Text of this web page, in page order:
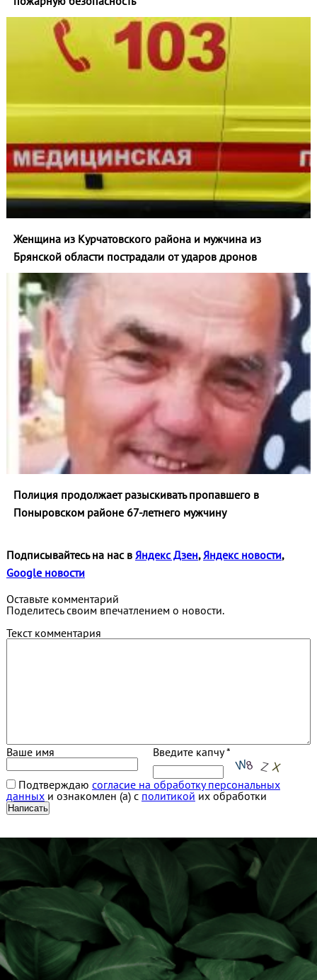
Женщина из Курчатовского района и мужчина из
Брянской области пострадали от ударов дронов
Полиция продолжает разыскивать пропавшего в
Поныровском районе 67-летнего мужчину
Подписывайтесь на нас в Яндекс Дзен, Яндекс новости,
Google новости
Оставьте комментарий
Поделитесь своим впечатлением о новости.
Текст комментария
Ваше имя Введите капчу *
Подтверждаю согласие на обработку персональных
данныхи ознакомлен (а) с политикой их обработки